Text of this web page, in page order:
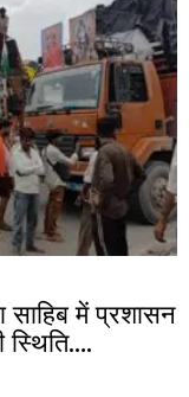
साहिब में प्रशासन
स्थिति….